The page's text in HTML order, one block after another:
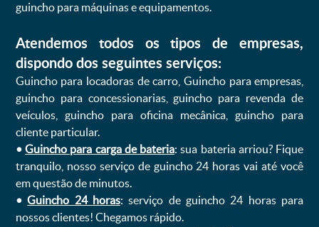
guincho para máquinas e equipamentos.
Atendemos todos os tipos de empresas,
dispondo dos seguintes serviços:
Guincho para locadoras de carro, Guincho para empresas,
guincho para concessionarias, guincho para revenda de
veículos, guincho para oficina mecânica, guincho para
cliente particular.
•Guincho para carga de bateria: sua bateria arriou? Fique
tranquilo, nosso serviço de guincho 24 horas vai até você
em questão de minutos.
•Guincho 24 horas: serviço de guincho 24 horas para
nossos clientes! Chegamos rápido.